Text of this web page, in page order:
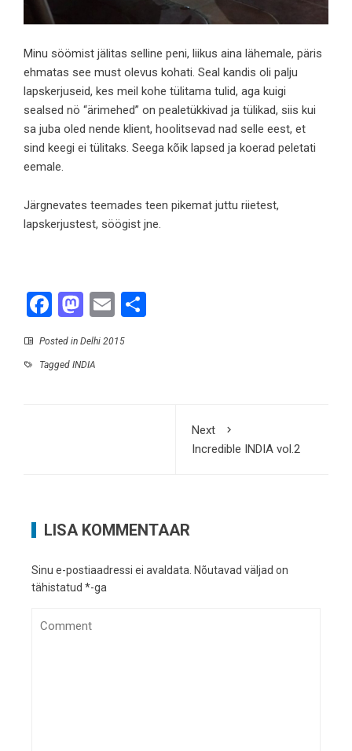
Minu söömist jälitas selline peni, liikus aina lähemale, päris
ehmatas see must olevus kohati. Seal kandis oli palju
lapskerjuseid, kes meil kohe tülitama tulid, aga kuigi
sealsed nö “ärimehed” on pealetükkivad ja tülikad, siis kui
sa juba oled nende klient, hoolitsevad nad selle eest, et
sind keegi ei tülitaks. Seega kõik lapsed ja koerad peletati
eemale.
Järgnevates teemades teen pikemat juttu riietest,
lapskerjustest, söögist jne.
Facebook
Mastodon
Email
Posted in Delhi 2015
Tagged INDIA
Next
Incredible INDIA vol.2
LISA KOMMENTAAR
Sinu e-postiaadressi ei avaldata. Nõutavad väljad on
tähistatud *-ga